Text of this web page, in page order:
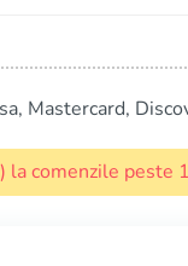
Mastercard,
la comenzile peste